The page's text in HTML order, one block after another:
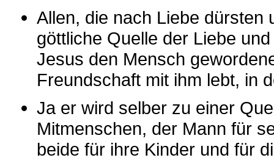
Allen, die nach Liebe dürsten
göttliche Quelle der Liebe
Jesus den Mensch
Freundschaft mit ihm lebt, in
Ja er wird selber zu einer
Mitmenschen, der Mann für
beide für ihre Kinder und für